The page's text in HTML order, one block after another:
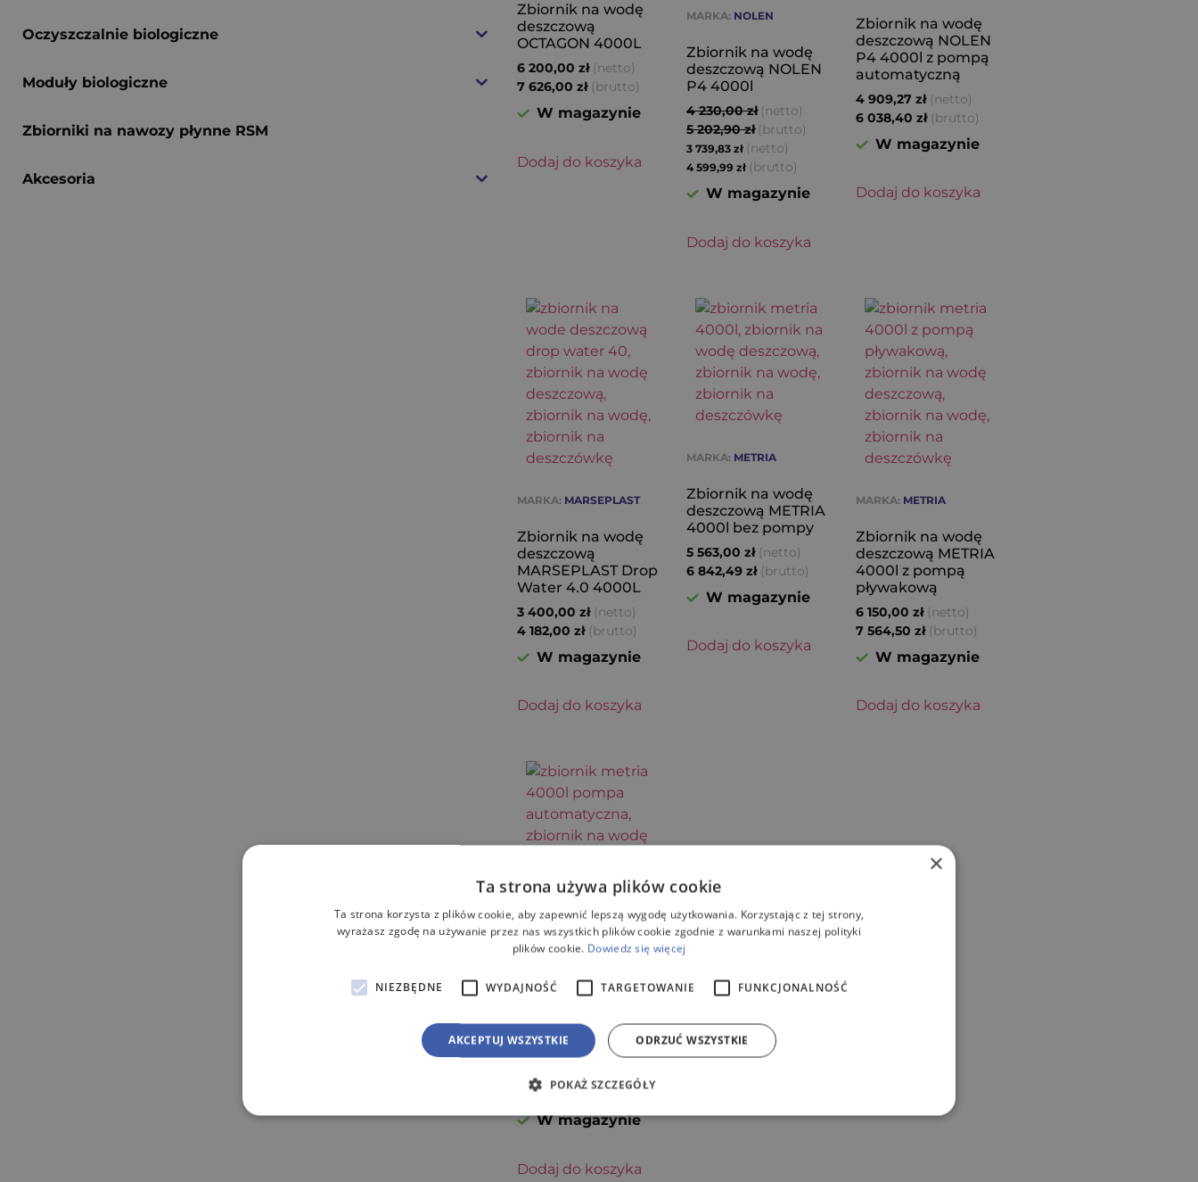
Oczyszczalnie biologiczne
Moduły biologiczne
Zbiorniki na nawozy płynne RSM
Akcesoria
Zbiornik na wodę
deszczową
OCTAGON 4000L
6 200,00 zł (netto)
7 626,00 zł (brutto)
W magazynie
Dodaj do koszyka
MARKA: NOLEN
Zbiornik na wodę
deszczową NOLEN
P4 4000l
4 230,00zł (netto)
5 202,90zł (brutto)
3 739,83 zł (netto)
4 599,99 zł (brutto)
W magazynie
Dodaj do koszyka
Zbiornik na wodę
deszczową NOLEN
P4 4000l z pompą
automatyczną
4 909,27 zł (netto)
6 038,40 zł (brutto)
W magazynie
Dodaj do koszyka
MARKA: MARSEPLAST
Zbiornik na wodę
deszczową
MARSEPLAST Drop
Water 4.0 4000L
3 400,00 zł (netto)
4 182,00 zł (brutto)
W magazynie
Dodaj do koszyka
MARKA: METRIA
Zbiornik na wodę
deszczową METRIA
4000l bez pompy
5 563,00 zł (netto)
6 842,49 zł (brutto)
W magazynie
Dodaj do koszyka
MARKA: METRIA
Zbiornik na wodę
deszczową METRIA
4000l z pompą
pływakową
6 150,00 zł (netto)
7 564,50 zł (brutto)
W magazynie
Dodaj do koszyka
Zbiornik na wodę
4000l z pompą
automatyczną
6 410,00 zł
7 884,30 (brutto)
W magazynie
Dodaj do koszyka
×
Ta strona używa plików cookie
Ta strona korzysta z plików cookie, aby zapewnić lepszą wygodę użytkowania. Korzystając z tej strony,
wyrażasz zgodę na używanie przez nas wszystkich plików cookie zgodnie z warunkami naszej polityki
plików cookie. Dowiedz się więcej
NIEZBĘDNE WYDAJNOŚĆ TARGETOWANIE FUNKCJONALNOŚĆ
AKCEPTUJ WSZYSTKIE ODRZUĆ WSZYSTKIE
POKAŻ SZCZEGÓŁY